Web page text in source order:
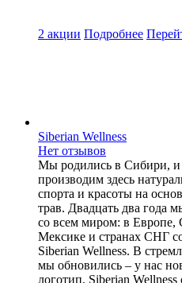
2 акции Подробнее
Siberian Wellness
Нет отзывов
Мы родились в Сибири, и
производим здесь
спорта и красоты на
трав. Двадцать два года
со всем миром: в
Мексике и странах СНГ
Siberian Wellness. В
мы обновились – у нас
логотип. Siberian Wellness